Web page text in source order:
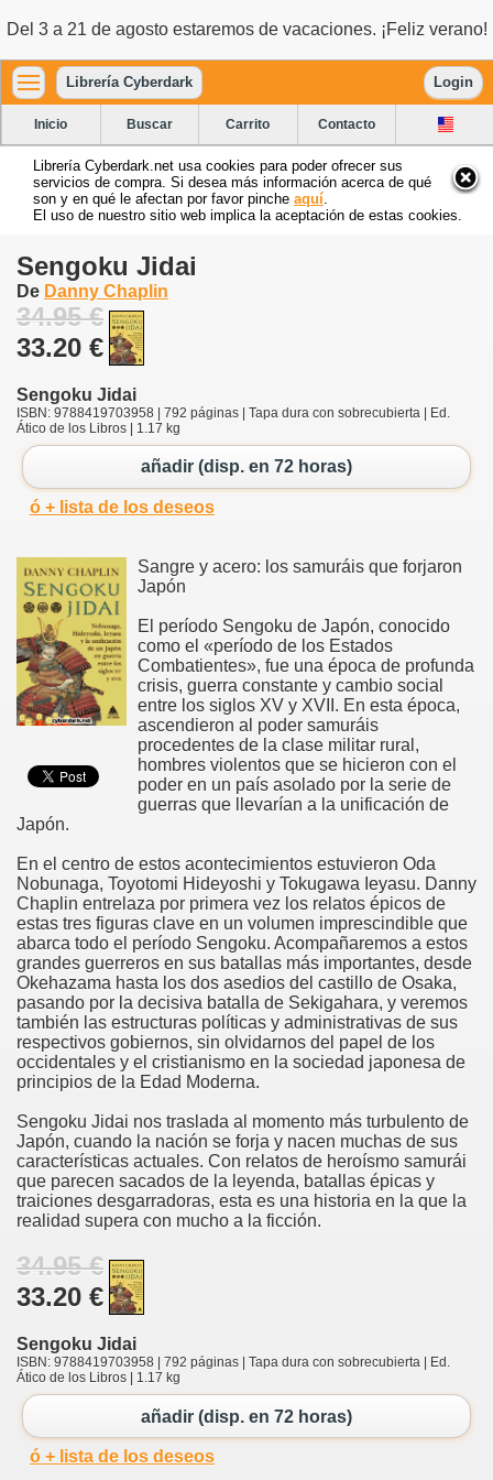
Del 3 a 21 de agosto estaremos de vacaciones. ¡Feliz verano!
Librería Cyberdark Login
Inicio Buscar Carrito Contacto
Librería Cyberdark.net usa cookies para poder ofrecer sus
servicios de compra. Si desea más información acerca de qué
son y en qué le afectan por favor pinche aquí
El uso de nuestro sitio web implica la aceptación de estas cookies.
Sengoku Jidai
De Danny Chaplin
34.95 €
33.20 €
Sengoku Jidai
ISBN: 9788419703958 | 792 páginas | Tapa dura con sobrecubierta | Ed.
Ático de los Libros | 1.17 kg
añadir (disp. en 72 horas)
ó + lista de los deseos
Sangre y acero: los samuráis que forjaron
Japón
El período Sengoku de Japón, conocido
como el «período de los Estados
Combatientes», fue una época de profunda
crisis, guerra constante y cambio social
entre los siglos XV y XVII. En esta época,
ascendieron al poder samuráis
procedentes de la clase militar rural,
hombres violentos que se hicieron con el
poder en un país asolado por la serie de
guerras que llevarían a la unificación de
Japón.
En el centro de estos acontecimientos estuvieron Oda
Nobunaga, Toyotomi Hideyoshi y Tokugawa Ieyasu. Danny
Chaplin entrelaza por primera vez los relatos épicos de
estas tres figuras clave en un volumen imprescindible que
abarca todo el período Sengoku. Acompañaremos a estos
grandes guerreros en sus batallas más importantes, desde
Okehazama hasta los dos asedios del castillo de Osaka,
pasando por la decisiva batalla de Sekigahara, y veremos
también las estructuras políticas y administrativas de sus
respectivos gobiernos, sin olvidarnos del papel de los
occidentales y el cristianismo en la sociedad japonesa de
principios de la Edad Moderna.
Sengoku Jidai nos traslada al momento más turbulento de
Japón, cuando la nación se forja y nacen muchas de sus
características actuales. Con relatos de heroísmo samurái
que parecen sacados de la leyenda, batallas épicas y
traiciones desgarradoras, esta es una historia en la que la
realidad supera con mucho a la ficción.
34.95 €
33.20 €
Sengoku Jidai
ISBN: 9788419703958 | 792 páginas | Tapa dura con sobrecubierta | Ed.
Ático de los Libros | 1.17 kg
añadir (disp. en 72 horas)
ó + lista de los deseos